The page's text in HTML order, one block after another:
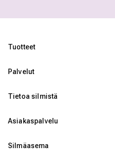
Tuotteet
Palvelut
Tietoa silmistä
Asiakaspalvelu
Silmäasema